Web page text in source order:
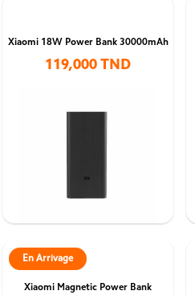
Xiaomi 18W Power Bank 30000mAh
119,000 TND
Xiaomi Magnetic Power Bank
En Arrivage